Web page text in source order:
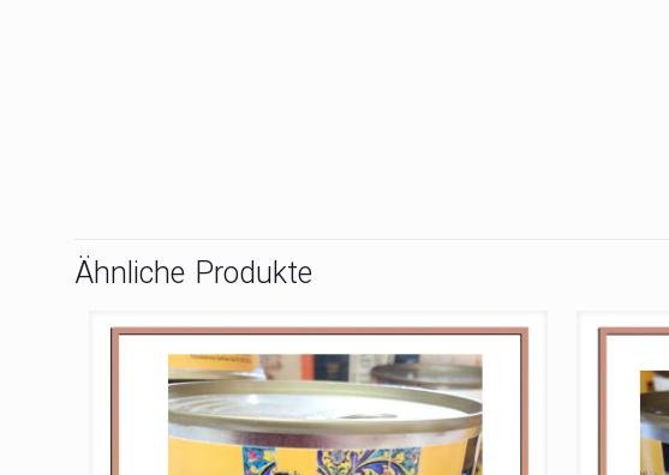
Ähnliche Produkte